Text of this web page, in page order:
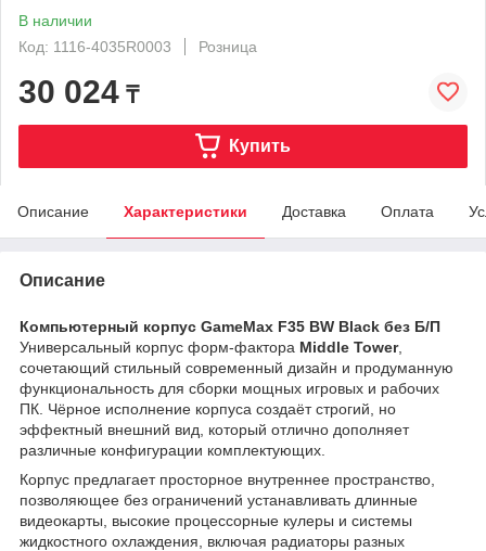
В наличии
Код: 1116-4035R0003
Розница
30 024 ₸
Купить
Описание Характеристики Доставка Оплата
Описание
Компьютерный корпус GameMax F35 BW Black без Б/П
Универсальный корпус форм-фактора Middle Tower,
сочетающий стильный современный дизайн и продуманную
функциональность для сборки мощных игровых и рабочих
ПК. Чёрное исполнение корпуса создаёт строгий, но
эффектный внешний вид, который отлично дополняет
различные конфигурации комплектующих.
Корпус предлагает просторное внутреннее пространство,
позволяющее без ограничений устанавливать длинные
видеокарты, высокие процессорные кулеры и системы
жидкостного охлаждения, включая радиаторы разных